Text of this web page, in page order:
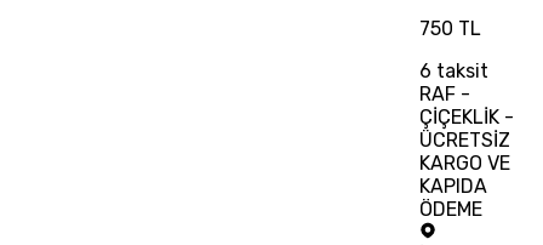
750 TL
6 taksit
RAF -
ÇİÇEKLİK -
ÜCRETSİZ
KARGO VE
KAPIDA
ÖDEME